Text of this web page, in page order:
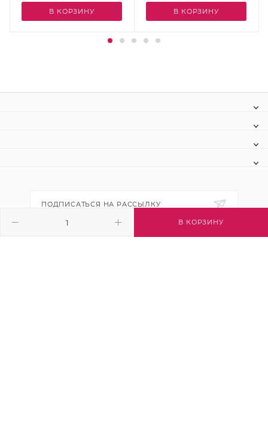
В КОРЗИНУ
В КОРЗИНУ В КОРЗИНУ
ПОДПИСАТЬСЯ НА РАССЫЛКУ